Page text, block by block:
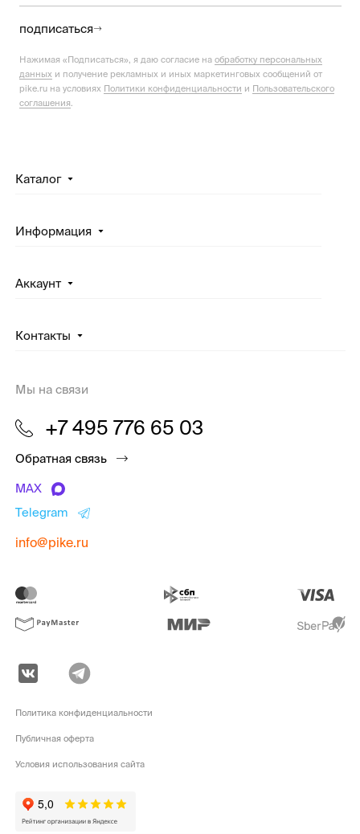
подписаться
Нажимая «Подписаться», я даю согласие на обработку персональных
данных и получение рекламных и иных маркетинговых сообщений от
pike.ru на условиях Политики конфиденциальности и Пользовательского
соглашения
Каталог
Информация
Аккаунт
Контакты
Мы на связи
+7 495 776 65 03
Обратная связь
MAX
Telegram
info@pike.ru
Политика конфиденциальности
Публичная оферта
Условия использования сайта